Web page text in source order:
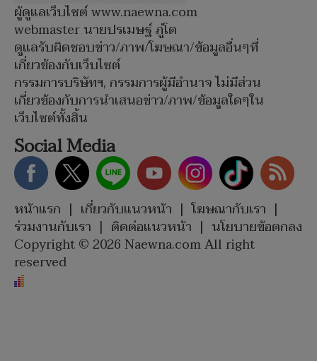
ผู้ดูแลเว็บไซต์ www.naewna.com
webmaster นายปรเมษฐ์ ภู่โต
ดูแลรับผิดชอบข่าว/ภาพ/โฆษณา/ข้อมูลอื่นๆที่
เกี่ยวข้องกับเว็บไซต์
กรรมการบริษัทฯ, กรรมการผู้มีอำนาจ ไม่มีส่วน
เกี่ยวข้องกับการนำเสนอข่าว/ภาพ/ข้อมูลใดๆใน
เว็บไซต์ทั้งสิ้น
Social Media
หน้าแรก | เกี่ยวกับแนวหน้า | โฆษณากับเรา |
ร่วมงานกับเรา | ติดต่อแนวหน้า | นโยบายข้อตกลง
Copyright © 2026 Naewna.com All right
reserved